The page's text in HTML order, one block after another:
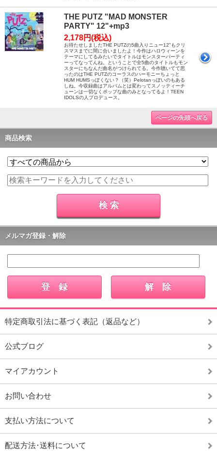
THE PUTZ "MAD MONSTER
PARTY" 12"+mp3
2,178円(税込)
お待たせしましたTHE PUTZの5曲入りニュー12"もクリ
スマスまでに間に合いましたよ！今作はハロウィーンを
テーマにしてるみたいでタイトルはモンスターパーティ
ーってなってんね。ということで全5曲のタイトルもモン
スターにちなんだ曲名がつけられてる。今作聴いてて思
ったのはTHE PUTZのコーラスのハーモニーちょっと
HUM HUMSっぽくない？（笑）Pelotanっぽいのもある
しね。今収録曲はアルバムとは変わってスノッティーチ
ューンは一切なくポップな曲のみとなってるよ！TEEN
IDOLSの人プロデュース。
ページの先頭へ戻る
商品検索
メルマガ登録・解除
特定商取引法に基づく表記（返品など）
公式ブログ
マイアカウント
お問い合わせ
支払い方法について
配送方法･送料について